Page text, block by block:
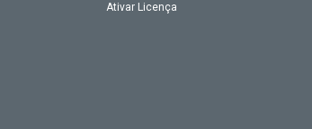
Ativar Licença